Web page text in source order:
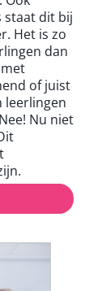
staat dit bij
Het is zo
dan
of juist
leerlingen
Nu niet